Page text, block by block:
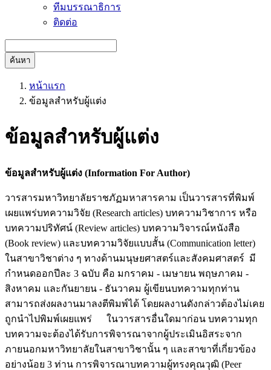
ทีมบรรณาธิการ
ติดต่อ
ค้นหา
หน้าแรก
ข้อมูลสำหรับผู้แต่ง
ข้อมูลสำหรับผู้แต่ง
ข้อมูลสำหรับผู้แต่ง (Information For Author)
วารสารมหาวิทยาลัยราชภัฏมหาสารคาม เป็นวารสารที่พิมพ์
เผยแพร่บทความวิจัย (Research articles) บทความวิชาการ หรือ
บทความปริทัศน์ (Review articles) บทความวิจารณ์หนังสือ
(Book review) และบทความวิจัยแบบสั้น (Communication letter)
ในสาขาวิชาต่าง ๆ ทางด้านมนุษยศาสตร์และสังคมศาสตร์ มี
กำหนดออกปีละ 3 ฉบับ คือ มกราคม - เมษายน พฤษภาคม -
สิงหาคม และกันยายน - ธันวาคม ผู้เขียนบทความทุกท่าน
สามารถส่งผลงานมาลงตีพิมพ์ได้ โดยผลงานดังกล่าวต้องไม่เคย
ถูกนำไปพิมพ์เผยแพร่ ในวารสารอื่นใดมาก่อน บทความทุก
บทความจะต้องได้รับการพิจารณาจากผู้ประเมินอิสระจาก
ภายนอกมหาวิทยาลัยในสาขาวิชานั้น ๆ และสาขาที่เกี่ยวข้อง
อย่างน้อย 3 ท่าน การพิจารณาบทความผู้ทรงคุณวุฒิ (Peer